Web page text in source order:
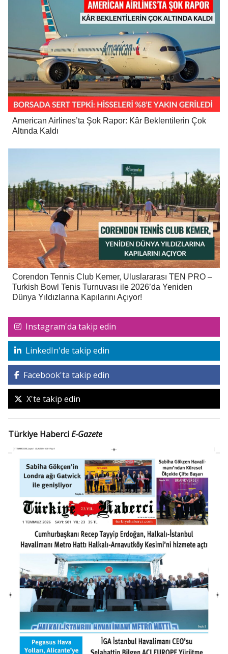
American Airlines’ta Şok Rapor: Kâr Beklentilerin Çok
Altında Kaldı
Corendon Tennis Club Kemer, Uluslararası TEN PRO –
Turkish Bowl Tenis Turnuvası ile 2026’da Yeniden
Dünya Yıldızlarına Kapılarını Açıyor!
Instagram'da takip edin
LinkedIn'de takip edin
Facebook'ta takip edin
X'te takip edin
Türkiye HaberciE-Gazete